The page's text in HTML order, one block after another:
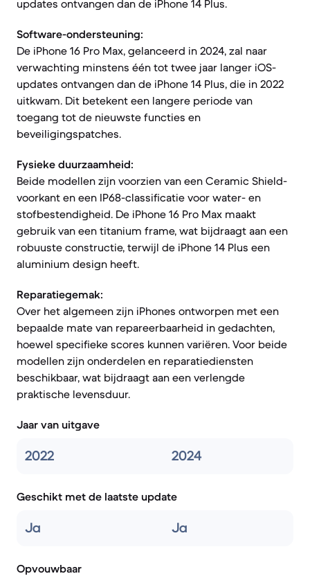
updates ontvangen dan de iPhone 14 Plus.
Software-ondersteuning:
De iPhone 16 Pro Max, gelanceerd in 2024, zal naar
verwachting minstens één tot twee jaar langer iOS-
updates ontvangen dan de iPhone 14 Plus, die in 2022
uitkwam. Dit betekent een langere periode van
toegang tot de nieuwste functies en
beveiligingspatches.
Fysieke duurzaamheid:
Beide modellen zijn voorzien van een Ceramic Shield-
voorkant en een IP68-classificatie voor water- en
stofbestendigheid. De iPhone 16 Pro Max maakt
gebruik van een titanium frame, wat bijdraagt aan een
robuuste constructie, terwijl de iPhone 14 Plus een
aluminium design heeft.
Reparatiegemak:
Over het algemeen zijn iPhones ontworpen met een
bepaalde mate van repareerbaarheid in gedachten,
hoewel specifieke scores kunnen variëren. Voor beide
modellen zijn onderdelen en reparatiediensten
beschikbaar, wat bijdraagt aan een verlengde
praktische levensduur.
Jaar van uitgave
2022 2024
Geschikt met de laatste update
Ja Ja
Opvouwbaar